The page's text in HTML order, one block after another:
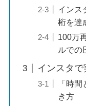
インス
桁を達
100万
ルでの
インスタ
「時
き方